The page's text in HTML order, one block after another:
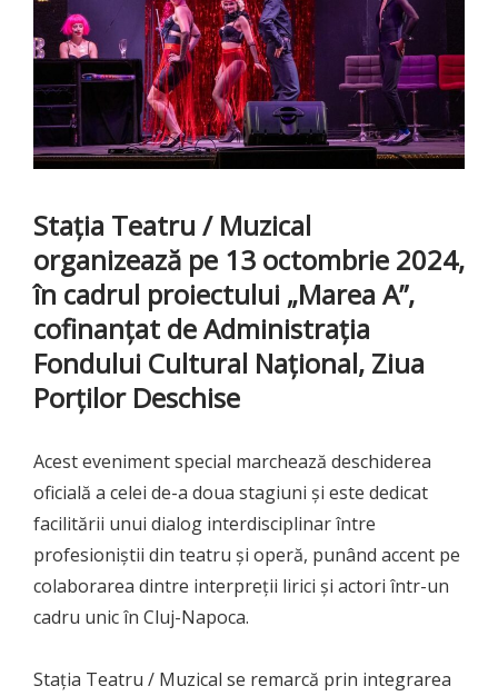
Stația Teatru / Muzical
organizează pe 13 octombrie 2024,
în cadrul proiectului „Marea A”,
cofinanțat de Administrația
Fondului Cultural Național, Ziua
Porților Deschise
Acest eveniment special marchează deschiderea
oficială a celei de-a doua stagiuni și este dedicat
facilitării unui dialog interdisciplinar între
profesioniștii din teatru și operă, punând accent pe
colaborarea dintre interpreții lirici și actori într-un
cadru unic în Cluj-Napoca.
Stația Teatru / Muzical se remarcă prin integrarea